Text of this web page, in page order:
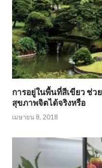
การอยู่ในพื้นที่สีเขียว ช่
สุขภาพจิตได้จริงหรือ
เมษายน 8, 2018